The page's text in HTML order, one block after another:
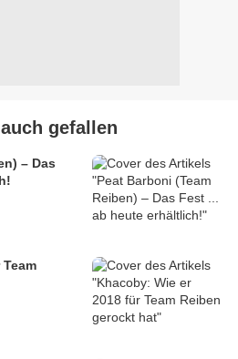
gefallen
– Das